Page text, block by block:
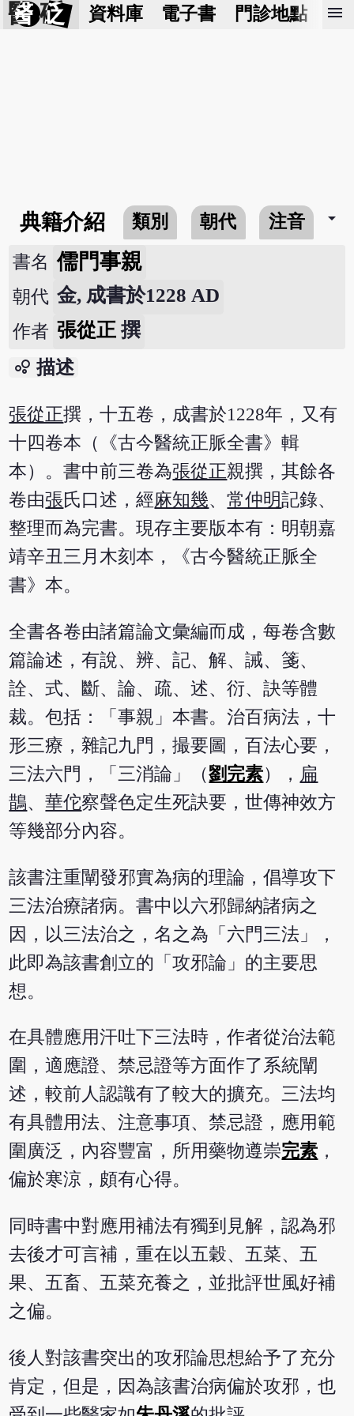
醫 砭 資料庫 電子書 門診地點 預
menu
典籍介紹 類別 朝代 注音 arrow_drop_down
書名 儒門事親
朝代 金, 成書於1228 AD
作者 張從正 撰
bubble_chart 描述
張從正撰，十五卷，成書於1228年，又有
十四卷本（《古今醫統正脈全書》輯
本）。書中前三卷為張從正親撰，其餘各
卷由張氏口述，經麻知幾、常仲明記錄、
整理而為完書。現存主要版本有：明朝嘉
靖辛丑三月木刻本，《古今醫統正脈全
書》本。
全書各卷由諸篇論文彙編而成，每卷含數
篇論述，有說、辨、記、解、誡、箋、
詮、式、斷、論、疏、述、衍、訣等體
裁。包括：「事親」本書。治百病法，十
形三療，雜記九門，撮要圖，百法心要，
三法六門，「三消論」（劉完素）， 扁
鵲、華佗察聲色定生死訣要，世傳神效方
等幾部分內容。
該書注重闡發邪實為病的理論，倡導攻下
三法治療諸病。書中以六邪歸納諸病之
因，以三法治之，名之為「六門三法」，
此即為該書創立的「攻邪論」的主要思
想。
在具體應用汗吐下三法時，作者從治法範
圍，適應證、禁忌證等方面作了系統闡
述，較前人認識有了較大的擴充。三法均
有具體用法、注意事項、禁忌證，應用範
圍廣泛，內容豐富，所用藥物遵崇完素 ，
偏於寒涼，頗有心得。
同時書中對應用補法有獨到見解，認為邪
去後才可言補，重在以五穀、五菜、五
果、五畜、五菜充養之，並批評世風好補
之偏。
後人對該書突出的攻邪論思想給予了充分
肯定，但是，因為該書治病偏於攻邪，也